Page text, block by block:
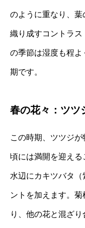
のように重なり、
織り成すコントラ
の季節は湿度も程
期です。
春の花々：ツツ
この時期、ツツジ
頃には満開を迎え
水辺にカキツバタ
ントを加えます。
り、他の花と混ざ